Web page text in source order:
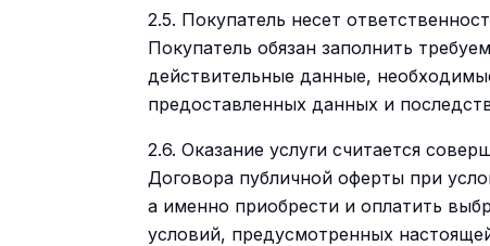
2.5. Покупатель несет
Покупатель обязан заполнить
действительные данные,
предоставленных данных и
2.6. Оказание услуги считается
Договора публичной оферты при
а именно приобрести и оплатить
условий, предусмотренных